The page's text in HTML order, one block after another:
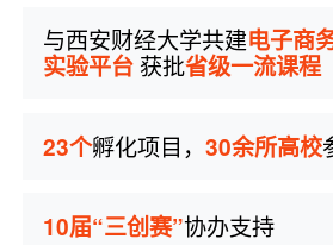
与西安财经大学共建电子商
实验平台获批省级一流课程
23个孵化项目， 30余所高校
10届“三创赛”协办支持